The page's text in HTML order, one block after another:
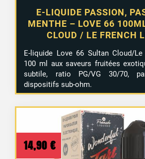
E-LIQUIDE PASSION,
MENTHE – LOVE 66
CLOUD / LE FRENCH
E-liquide Love 66 Sultan Cloud/
100 ml aux saveurs fruitées
subtile, ratio PG/VG 30/70,
dispositifs sub-ohm.
14,90 €